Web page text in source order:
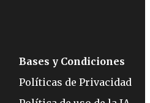
Bases y Condiciones
Políticas de Privacidad